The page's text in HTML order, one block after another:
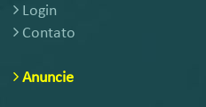
Login
Contato
Anuncie